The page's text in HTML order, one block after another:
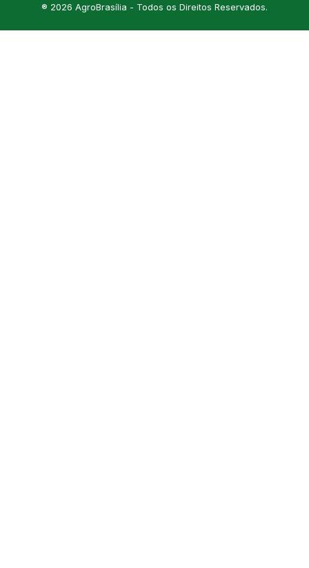
® 2026 AgroBrasília - Todos os Direitos Reservados.